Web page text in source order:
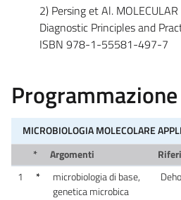
2) Persing et Al.
Diagnostic Principles and
ISBN 978-1-55581-497-7
MICROBIOLOGIA MOLECOLARE
*
Argomenti
1
*
microbiologia di base,
genetica microbica